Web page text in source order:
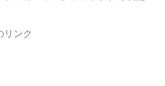
リンク